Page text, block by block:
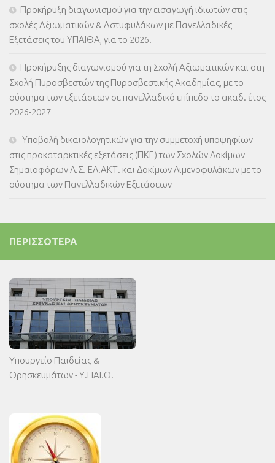
Προκήρυξη διαγωνισμού για την εισαγωγή ιδιωτών στις
σχολές Αξιωματικών & Αστυφυλάκων με Πανελλαδικές
Εξετάσεις του ΥΠΑΙΘΑ, για το 2026.
Προκήρυξης διαγωνισμού για τη Σχολή Αξιωματικών και στη
Σχολή Πυροσβεστών της Πυροσβεστικής Ακαδημίας, με το
σύστημα των εξετάσεων σε πανελλαδικό επίπεδο το ακαδ. έτος
2026-2027
Υποβολή δικαιολογητικών για την συμμετοχή υποψηφίων
στις προκαταρκτικές εξετάσεις (ΠΚΕ) των Σχολών Δοκίμων
Σημαιοφόρων Λ.Σ.-ΕΛ.ΑΚΤ. και Δοκίμων Λιμενοφυλάκων με το
σύστημα των Πανελλαδικών Εξετάσεων
ΠΕΡΙΣΣΌΤΕΡΑ
Υπουργείο Παιδείας &
Θρησκευμάτων - Υ.ΠΑΙ.Θ.